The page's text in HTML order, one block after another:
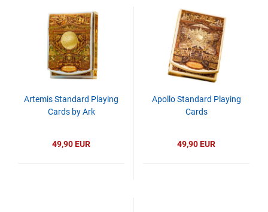
Artemis Standard Playing
Cards by Ark
49,90 EUR
Apollo Standard Playing
Cards
49,90 EUR